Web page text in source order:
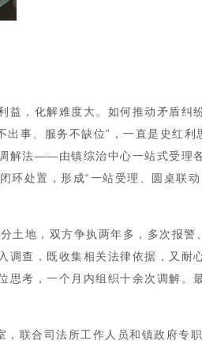
益，化解难度大。如何推动矛盾纠
事、服务不缺位”，一直是史红利
解法——由镇综治中心一站式受理
环处置，形成“一站受理、圆桌联
地，双方争执两年多，多次报警
调查，既收集相关法律依据，又耐
思考，一个月内组织十余次调解。
联合司法所工作人员和镇政府专